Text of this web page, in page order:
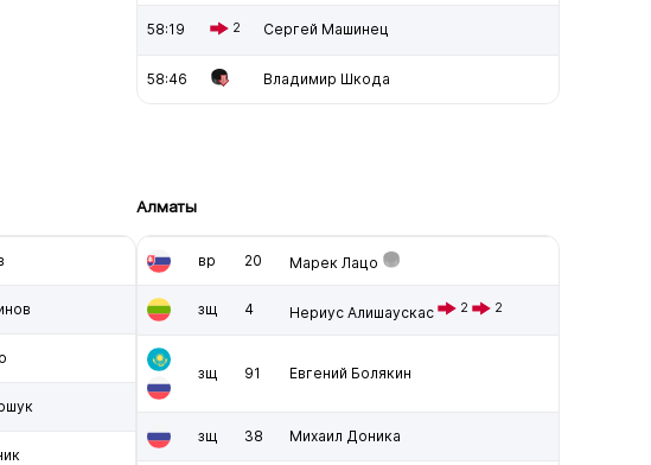
58:19 2 Сергей Машинец
58:46 Владимир Шкода
Алматы
вр 20 Марек Лацо
зщ 4 Нериус Алишаускас 2 2
зщ 91 Евгений Болякин
зщ 38 Михаил Доника